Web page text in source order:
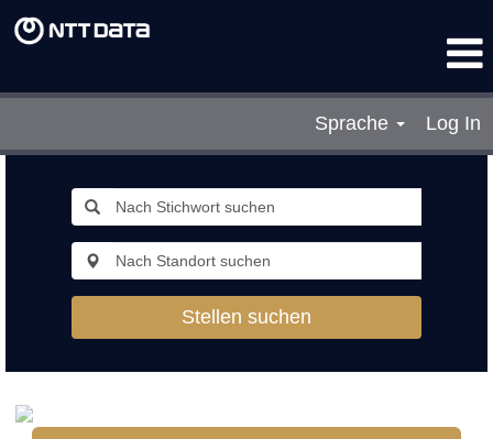
Sprache Log In
Stellen suchen